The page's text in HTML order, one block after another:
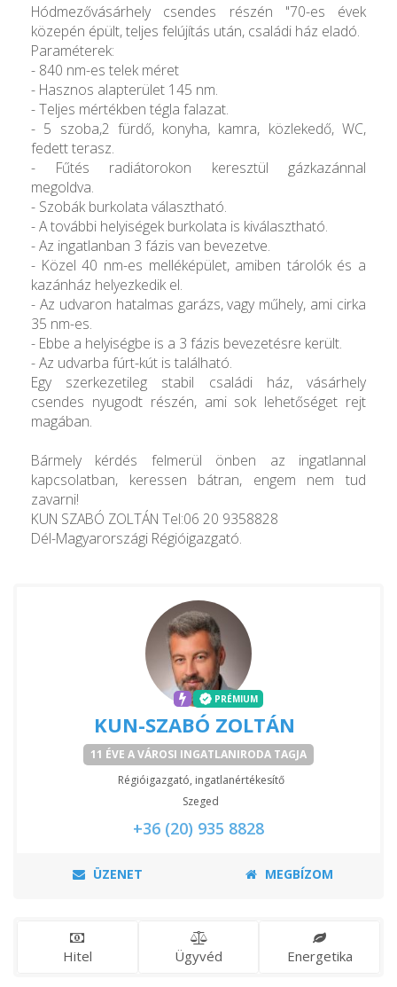
Hódmezővásárhely csendes részén "70-es évek
közepén épült, teljes felújítás után, családi ház eladó.
Paraméterek:
- 840 nm-es telek méret
- Hasznos alapterület 145 nm.
- Teljes mértékben tégla falazat.
- 5 szoba,2 fürdő, konyha, kamra, közlekedő, WC,
fedett terasz.
- Fűtés radiátorokon keresztül gázkazánnal
megoldva.
- Szobák burkolata választható.
- A további helyiségek burkolata is kiválasztható.
- Az ingatlanban 3 fázis van bevezetve.
- Közel 40 nm-es melléképület, amiben tárolók és a
kazánház helyezkedik el.
- Az udvaron hatalmas garázs, vagy műhely, ami cirka
35 nm-es.
- Ebbe a helyiségbe is a 3 fázis bevezetésre került.
- Az udvarba fúrt-kút is található.
Egy szerkezetileg stabil családi ház, vásárhely
csendes nyugodt részén, ami sok lehetőséget rejt
magában.
Bármely kérdés felmerül önben az ingatlannal
kapcsolatban, keressen bátran, engem nem tud
zavarni!
KUN SZABÓ ZOLTÁN Tel:06 20 9358828
Dél-Magyarországi Régióigazgató.
PRÉMIUM
KUN-SZABÓ ZOLTÁN
11 ÉVE A VÁROSI INGATLANIRODA TAGJA
Régióigazgató, ingatlanértékesítő
Szeged
+36 (20) 935 8828
ÜZENET MEGBÍZOM
Hitel Ügyvéd Energetika